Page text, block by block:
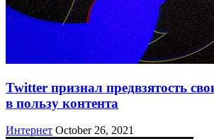
Twitter признал предвзятость
в пользу контента
Интернет October 26, 2021